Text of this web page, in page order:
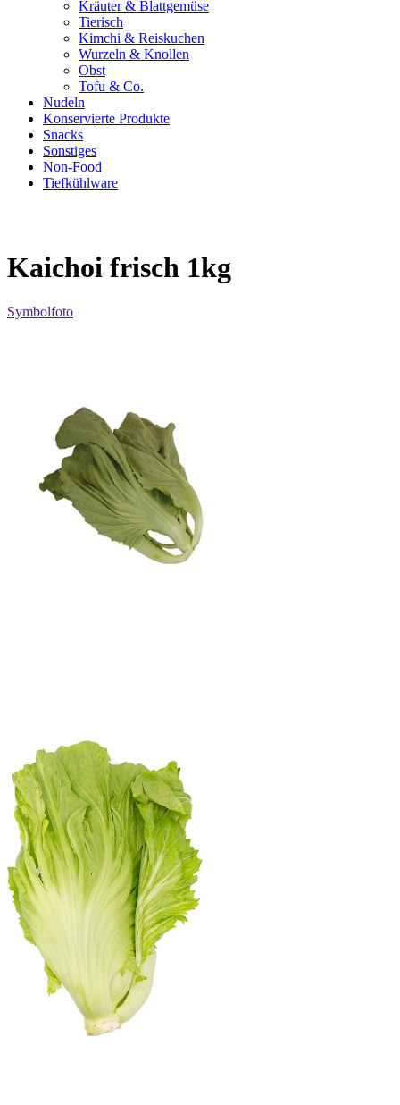
Kräuter & Blattgemüse
Tierisch
Kimchi & Reiskuchen
Wurzeln & Knollen
Obst
Tofu & Co.
Nudeln
Konservierte Produkte
Snacks
Sonstiges
Non-Food
Tiefkühlware
Kaichoi frisch 1kg
Symbolfoto